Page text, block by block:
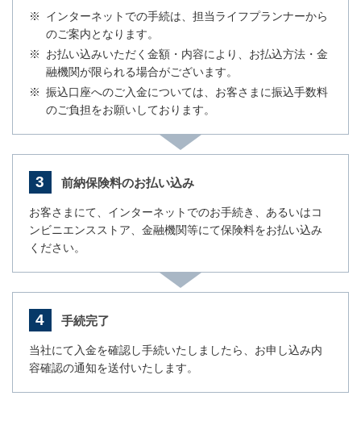
※
インターネットでの手続は、担当ライフプランナーから
のご案内となります。
※
お払い込みいただく金額・内容により、お払込方法・金
融機関が限られる場合がございます。
※ 振込口座へのご入金については、お客さまに振込手数料
のご負担をお願いしております。
3 前納保険料のお払い込み
お客さまにて、インターネットでのお手続き、あるいはコ
ンビニエンスストア、金融機関等にて保険料をお払い込み
ください。
4 手続完了
当社にて入金を確認し手続いたしましたら、お申し込み内
容確認の通知を送付いたします。